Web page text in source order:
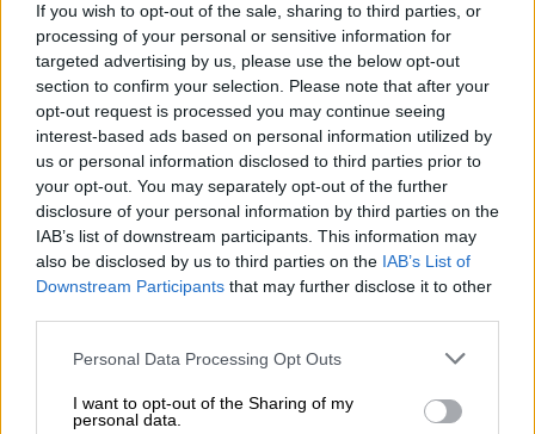
If you wish to opt-out of the sale, sharing to third parties, or
processing of your personal or sensitive information for
targeted advertising by us, please use the below opt-out
section to confirm your selection. Please note that after your
opt-out request is processed you may continue seeing
interest-based ads based on personal information utilized by
us or personal information disclosed to third parties prior to
your opt-out. You may separately opt-out of the further
disclosure of your personal information by third parties on the
IAB’s list of downstream participants. This information may
also be disclosed by us to third parties on the IAB’s List of
Downstream Participants that may further disclose it to other
Please note that this website/app uses one or more Google
not limited to your visit or usage behaviour. You may click to
grant or deny consent to Google and its third-party tags to
Personal Data Processing Opt Outs
I want to opt-out of the Sharing of my
personal data.
Λίγες ώρες αργότερα η κατάσταση της
υγείας τουχειροτέρεψε, με αποτέλεσμα μια
μέρα αργότερα να απευθυνθεί σε γιατρό.
Τελικά διαγνώστηκε με υπεργλυκαιμία, μια
κατάσταση που προκαλείται από υψηλά
επίπεδα σακχάρου στο αίμα - και αυτό
πιθανότατα τουπροκάλεσε πρόβλημα στο
πάγκρεας, καθώς δεν είχε ποτέ διαβήτη.
Οι γιατροί, ωστόσο, υπέθεσαν ότι κάτι
άλλο δεν πήγαινε καλά και σε περαιτέρω
εξετάσεις που υποβλήθηκε, διαγνώστηκε
υπερλιπαδαιμία , η οποία προκαλείται από
την παρουσία υπερβολικού λίπους στο αίμα.